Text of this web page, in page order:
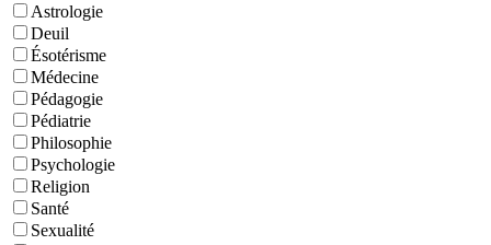
Astrologie
Deuil
Ésotérisme
Médecine
Pédagogie
Pédiatrie
Philosophie
Psychologie
Religion
Santé
Sexualité